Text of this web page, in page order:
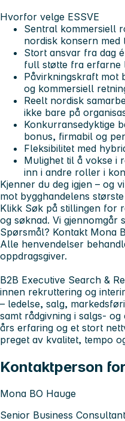
Hvorfor velge ESSVE
Sentral kommersiell
nordisk konsern med
Stort ansvar fra dag
full støtte fra erfarne
Påvirkningskraft mot
og kommersiell
Reelt nordisk
ikke bare på
Konkurransedyktige
bonus, firmabil og
Fleksibilitet med
Mulighet til å vokse i
inn i andre roller i
Kjenner du deg igjen – og
mot bygghandelens
Klikk Søk på stillingen for
og søknad. Vi gjennomgår
Spørsmål? Kontakt Mona
Alle henvendelser
oppdragsgiver.
B2B Executive Search &
innen rekruttering og
– ledelse, salg,
samt rådgivning i salgs-
års erfaring og et stort
preget av kvalitet, tempo
Kontaktperson
Mona BO Hauge
Senior Business Consultant